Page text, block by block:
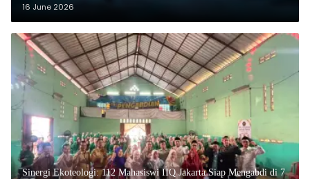
16 June 2026
‎Sinergi Ekoteologi: 112 Mahasiswi IIQ Jakarta Siap Mengabdi di 7